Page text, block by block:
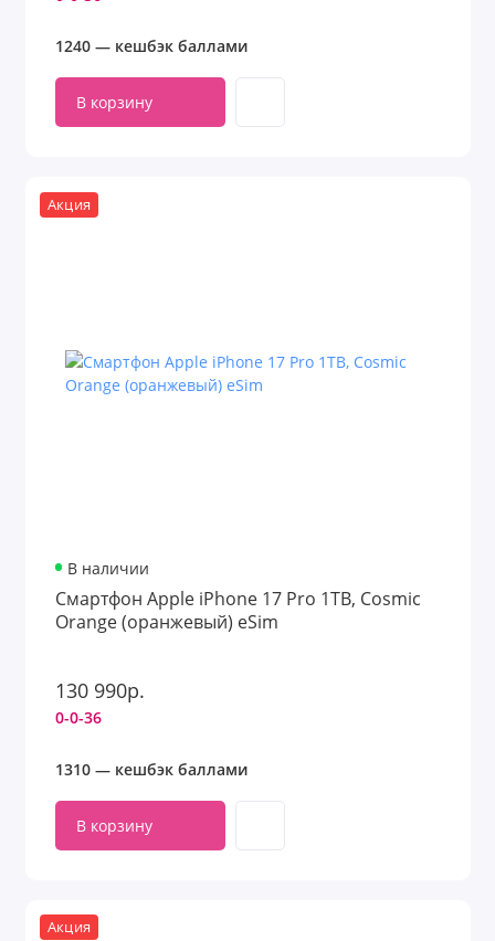
1240 — кешбэк баллами
В корзину
Акция
В наличии
Смартфон Apple iPhone 17 Pro 1TB, Cosmic
Orange (оранжевый) eSim
130 990р.
0-0-36
1310 — кешбэк баллами
В корзину
Акция